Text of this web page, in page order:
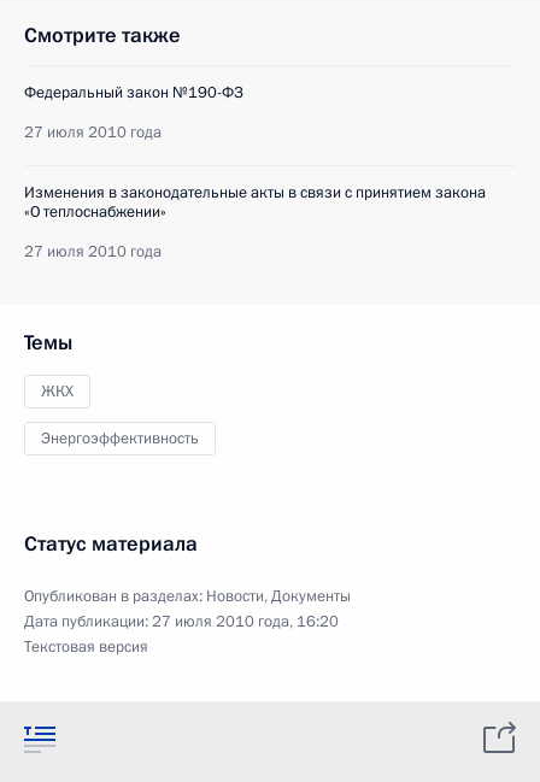
Смотрите также
Федеральный закон №190-ФЗ
27 июля 2010 года
Изменения в законодательные акты в связи с принятием закона
«О теплоснабжении»
27 июля 2010 года
Темы
ЖКХ
Энергоэффективность
Статус материала
Опубликован в разделах: Новости,Документы
Дата публикации:27 июля 2010 года, 16:20
Текстовая версия